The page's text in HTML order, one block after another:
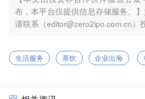
布，本平台仅提供信息存储服务。】
请联系（editor@zero2ipo.com.cn）
生活服务 茶饮 企业出海